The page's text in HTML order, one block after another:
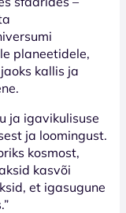
planeetidele,
kallis ja
ja igavikulisuse
ja loomingust.
kosmost,
kasvõi
et igasugune